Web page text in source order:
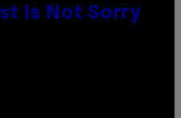
Is Not Sorry